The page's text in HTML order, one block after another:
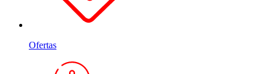
Ofertas